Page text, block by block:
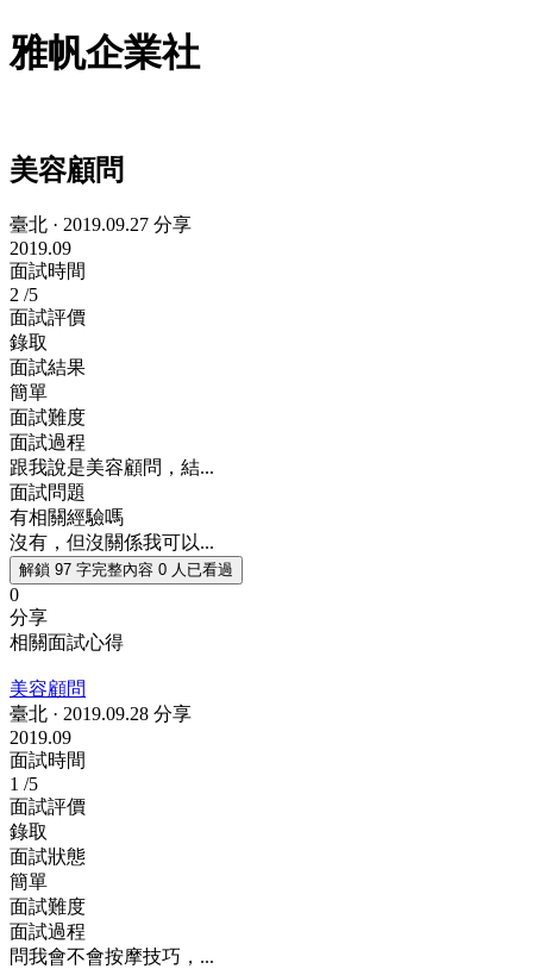
雅帆企業社
美容顧問
臺北 · 2019.09.27 分享
2019.09
面試時間
2 /5
面試評價
錄取
面試結果
簡單
面試難度
面試過程
跟我說是美容顧問，結...
面試問題
有相關經驗嗎
沒有，但沒關係我可以...
解鎖 97 字完整內容 0 人已看過
0
分享
相關面試心得
美容顧問
臺北 · 2019.09.28 分享
2019.09
面試時間
1 /5
面試評價
錄取
面試狀態
簡單
面試難度
面試過程
問我會不會按摩技巧，...